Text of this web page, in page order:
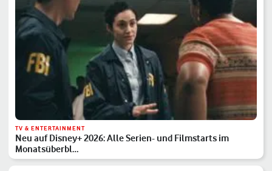
TV & ENTERTAINMENT
Neu auf Disney+ 2026: Alle Serien- und Filmstarts im
Monatsüberbl…